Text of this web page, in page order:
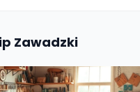
Zawadzki